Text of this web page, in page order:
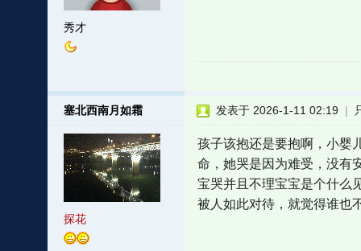
秀才
塞北西南月如霜
探花
发表于 2026-1-11 02:19 |
孩子该抱还是要抱啊，小婴
命，她哭是因为难受，没有
宝哭并且不理宝宝是个什么
被人如此对待，就觉得谁也